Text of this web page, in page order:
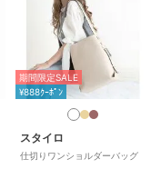
期間限定SALE
¥888ｸｰﾎﾟﾝ
スタイロ
仕切りワンショルダーバッグ